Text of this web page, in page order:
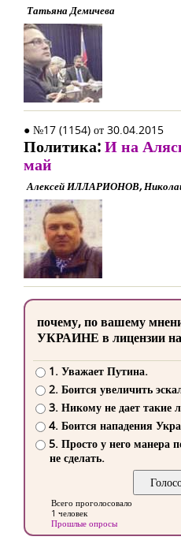
Татьяна Демичева
● №17 (1154) от 30.04.2015
Политика:И на
май
Алексей ИЛЛАРИОНОВ,
почему, по вашему
УКРАИНЕ в лицензии на
1. Уважает Путина.
2. Боится увеличить
3. Никому не дает такие
4. Боится нападения
5. Просто у него манера
не сделать.
Всего проголосовало
1 человек
Прошлые опросы